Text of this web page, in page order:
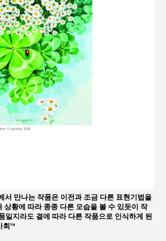
서 만나는 작품은 이전과 조금 다른 표현기법을
상황에 따라 종종 다른 모습을 볼 수 있듯이 작
일지라도 결에 따라 다른 작품으로 인식하게 된
회™